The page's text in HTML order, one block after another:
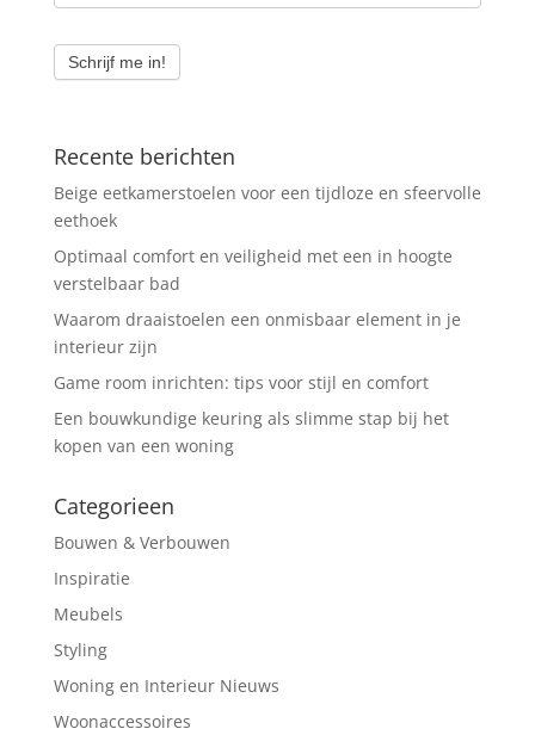
Schrijf me in!
Recente berichten
Beige eetkamerstoelen voor een tijdloze en sfeervolle
eethoek
Optimaal comfort en veiligheid met een in hoogte
verstelbaar bad
Waarom draaistoelen een onmisbaar element in je
interieur zijn
Game room inrichten: tips voor stijl en comfort
Een bouwkundige keuring als slimme stap bij het
kopen van een woning
Categorieen
Bouwen & Verbouwen
Inspiratie
Meubels
Styling
Woning en Interieur Nieuws
Woonaccessoires